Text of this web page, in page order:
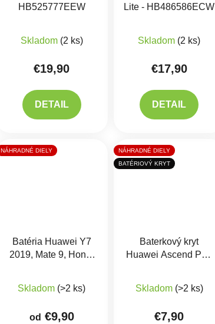
HB525777EEW
Skladom (2 ks)
€19,90
DETAIL
Lite - HB486586ECW
Skladom (2 ks)
€17,90
DETAIL
NÁHRADNÉ DIELY
Batéria Huawei Y7
2019, Mate 9, Honor
Skladom (>2 ks)
od €9,90
NÁHRADNÉ DIELY
BATÉRIOVÝ KRYT
Baterkový kryt
Huawei Ascend P6 -
Skladom (>2 ks)
€7,90